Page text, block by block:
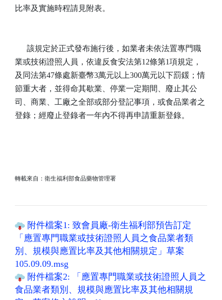
比率及實施時程請見附表。
該規定於正式發布施行後，如業者未依法置專門職
業或技術證照人員，依違反食安法第12條第1項規定，
及同法第47條處新臺幣3萬元以上300萬元以下罰鍰；情
節重大者，並得命其歇業、停業一定期間、廢止其公
司、商業、工廠之全部或部分登記事項，或食品業者之
登錄；經廢止登錄者一年內不得再申請重新登錄。
轉載來自：衛生福利部食品藥物管理署
附件檔案1: 致會員廠-衛生福利部預告訂定
「應置專門職業或技術證照人員之食品業者類
別、規模與應置比率及其他相關規定」草案
105.09.09.msg
附件檔案2: 「應置專門職業或技術證照人員之
食品業者類別、規模與應置比率及其他相關規